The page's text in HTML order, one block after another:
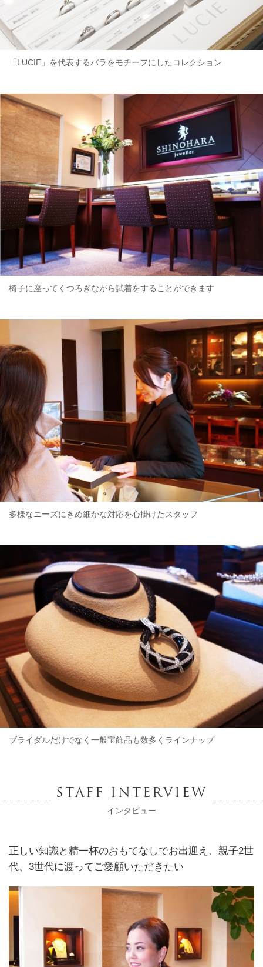
「LUCIE」を代表するバラをモチーフにしたコレクション
椅子に座ってくつろぎながら試着をすることができます
多様なニーズにきめ細かな対応を心掛けたスタッフ
ブライダルだけでなく一般宝飾品も数多くラインナップ
STAFF INTERVIEW
インタビュー
正しい知識と精一杯のおもてなしでお出迎え
親子2世
代、3世代に渡ってご愛顧いただきたい